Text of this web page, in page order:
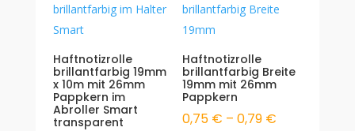
Haftnotizrolle
brillantfarbig 19mm
x 10m mit 26mm
Pappkern im
Abroller Smart
transparent
Haftnotizrolle
brillantfarbig Breite
19mm mit 26mm
Pappkern
0,75 € –0,79 €